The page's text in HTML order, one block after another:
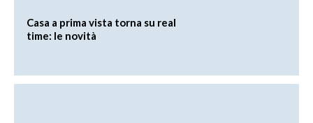
Casa a prima vista torna su real
time: le novità